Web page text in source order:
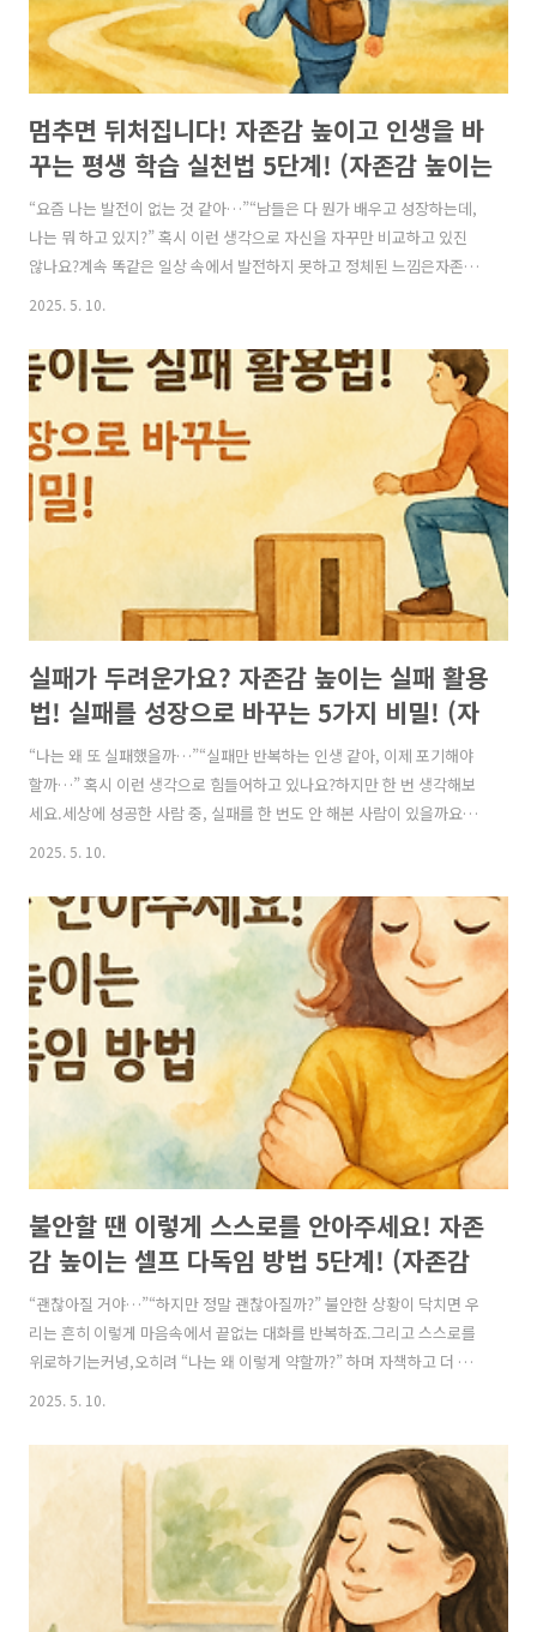
멈추면 뒤처집니다! 자존감 높이고 인생을 바
꾸는 평생 학습 실천법 5단계! (자존감 높이는
방법, 자존감 수업, 자존감 향상, 자존감 회복)
“요즘 나는 발전이 없는 것 같아…”“남들은 다 뭔가 배우고 성장하는데,
나는 뭐 하고 있지?” 혹시 이런 생각으로 자신을 자꾸만 비교하고 있진
않나요?계속 똑같은 일상 속에서 발전하지 못하고 정체된 느낌은자존감
을 가장 빠르게 깎아내리는 요인 중 하나입니다. 하지만 걱정하지 마세
족도는 놀랍도록 빠르게 회복될 수 있습니다. 🎯 왜 평생 학습이 자존감
을 높일까요?사람은 새로운 것을 배우고, 발전할 때 내 존재 가치와 가능
성을 체감하게 됩니다.배움을 통해 “나는 지금도 성장하고 있어”라는 긍
정적인 자기 확신이 생기죠.결국, 평생 학습은 단순히 지식을 늘리는 것
이 아니라,**“나는 끊임없이 발전하는 사람이다”**라는 자존감을 높이
는 가장 ..
2025. 5. 10.
실패가 두려운가요? 자존감 높이는 실패 활용
법! 실패를 성장으로 바꾸는 5가지 비밀! (자
존감 높이는 방법, 자존감 수업, 자존감 향상,
자존감 회복)
“나는 왜 또 실패했을까…”“실패만 반복하는 인생 같아, 이제 포기해야
할까…” 혹시 이런 생각으로 힘들어하고 있나요?하지만 한 번 생각해보
세요.세상에 성공한 사람 중, 실패를 한 번도 안 해본 사람이 있을까요?
진짜 자존감 높은 사람들은 실패가 없어서 당당한 것이 아니라,실패를 성
🎯 왜 실패를 성장의 발판으로 바라보면 자존감이 높아질까요?실패를 부
정적으로만 바라보면,“나는 못하는 사람”이라는 자기 부정에 빠지게 됩
니다.반대로, 실패에서 배울 점을 찾고 이를 성장의 자양분으로 삼으
면,**“나는 실패해도 다시 일어날 수 있는 강한 사람이다”**라는 자신감
이 생깁니다.심리학자 캐롤 드웩(Carol Dweck)의 ‘성장 마인드셋’ 연구
에..
2025. 5. 10.
불안할 땐 이렇게 스스로를 안아주세요! 자존
감 높이는 셀프 다독임 방법 5단계! (자존감
높이는 방법, 자존감 수업, 자존감 향상, 자존
감 회복)
“괜찮아질 거야…”“하지만 정말 괜찮아질까?” 불안한 상황이 닥치면 우
리는 흔히 이렇게 마음속에서 끝없는 대화를 반복하죠.그리고 스스로를
위로하기는커녕,오히려 “나는 왜 이렇게 약할까?” 하며 자책하고 더 깊
은 불안에 빠지기도 합니다. 하지만 기억하세요.자존감이 높은 사람들은
때문에 더 빠르게 회복하는 것입니다. 🎯 왜 스스로를 다독이는 방법을
배워야 자존감이 높아질까요?불안을 잘 다루는 사람은 내 감정과 상황을
있는 그대로 받아들이고,스스로를 안전한 곳으로 이끌어줄 수 있는 사람
입니다.자신에게 따뜻한 말을 건네고, 불안한 마음을 조급하게 밀어내지
않으면,오히려 **“나는 어떤 상황에서도 나를 지킬 수 있는 사람이다”**
2025. 5. 10.